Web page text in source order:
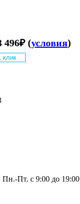
496₽ (условия)
клик
Пн.-Пт. с 9:00 до 19:00